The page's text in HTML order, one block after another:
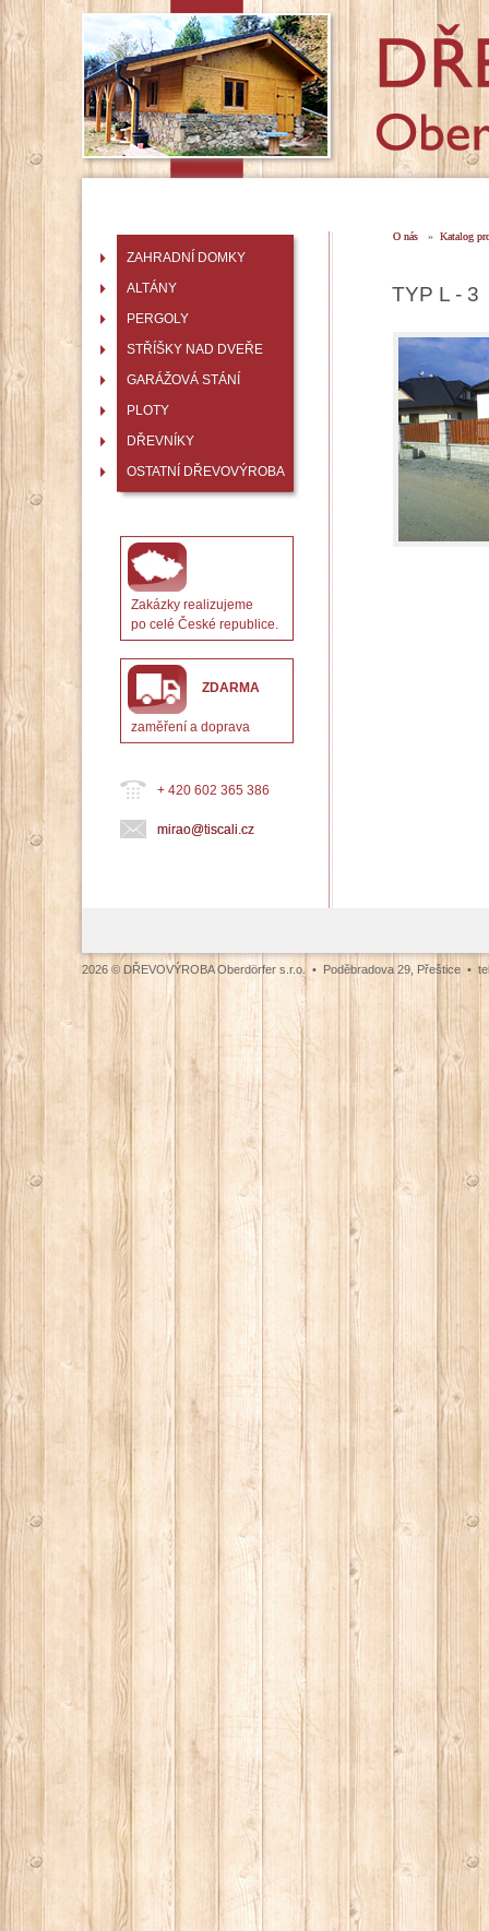
Zakázky realizujeme
po celé České republice.
ZDARMA
zaměření a doprava
+ 420 602 365 386
mirao@tiscali.cz
ZAHRADNÍ DOMKY
ALTÁNY
PERGOLY
STŘÍŠKY NAD DVEŘE
GARÁŽOVÁ STÁNÍ
PLOTY
DŘEVNÍKY
OSTATNÍ DŘEVOVÝROBA
O nás » Katalog
TYP L - 3
2026 © DŘEVOVÝROBA Oberdörfer s.r.o. • Poděbradova 29, Přeštice •